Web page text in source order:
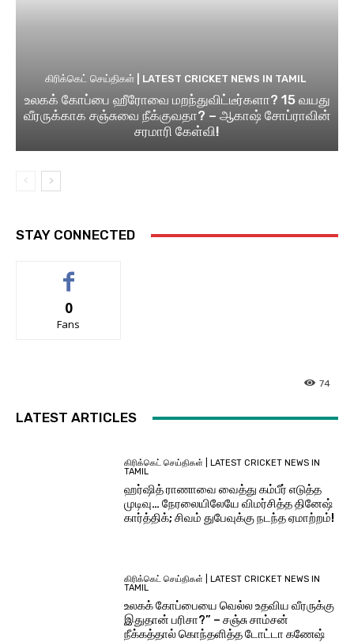
கிரிக்கெட் செய்திகள் | LATEST CRICKET NEWS IN TAMIL
உலகக் கோப்பை ஹீரோவை மறந்துவிட்டீர்களா? 15 வயது
வீரருக்காக சஞ்சுவை நீக்குவதா? – ஆகாஷ் சோப்ராவின்
சரமாரி கேள்வி!
STAY CONNECTED
0
Fans
74
LATEST ARTICLES
கிரிக்கெட் செய்திகள் | LATEST CRICKET NEWS IN
TAMIL
ஹர்ஷித் ராணாவை வைத்து கம்பீர் எடுத்த
முடிவு… நேரலையிலேயே விமர்சித்த தினேஷ்
கார்த்திக்; சிவம் துபேவுக்கு நடந்த ஏமாற்றம்!
கிரிக்கெட் செய்திகள் | LATEST CRICKET NEWS IN
TAMIL
உலகக் கோப்பையை வெல்ல உதவிய வீரருக்கு
இதுதான் பரிசா?” – சஞ்சு சாம்சன்
நீக்கத்தால் கொந்தளித்த டோட்டா கணேஷ்